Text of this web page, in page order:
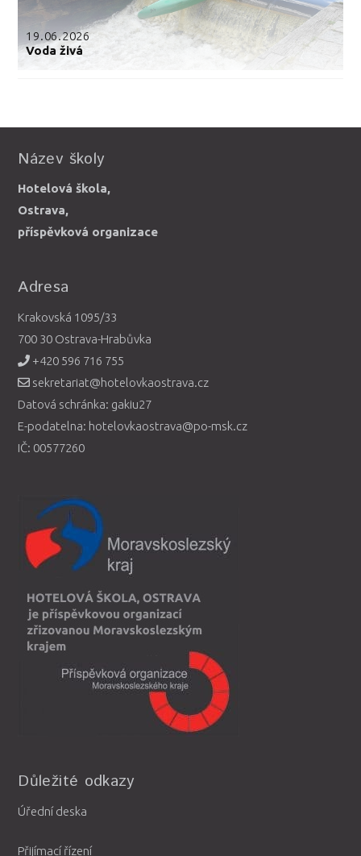
19.06.2026
Voda živá
Název školy
Hotelová škola,
Ostrava,
příspěvková organizace
Adresa
Krakovská 1095/33
700 30 Ostrava-Hrabůvka
+420 596 716 755
sekretariat@hotelovkaostrava.cz
Datová schránka: gakiu27
E-podatelna: hotelovkaostrava@po-msk.cz
IČ: 00577260
Důležité odkazy
Úřední deska
Přijímací řízení